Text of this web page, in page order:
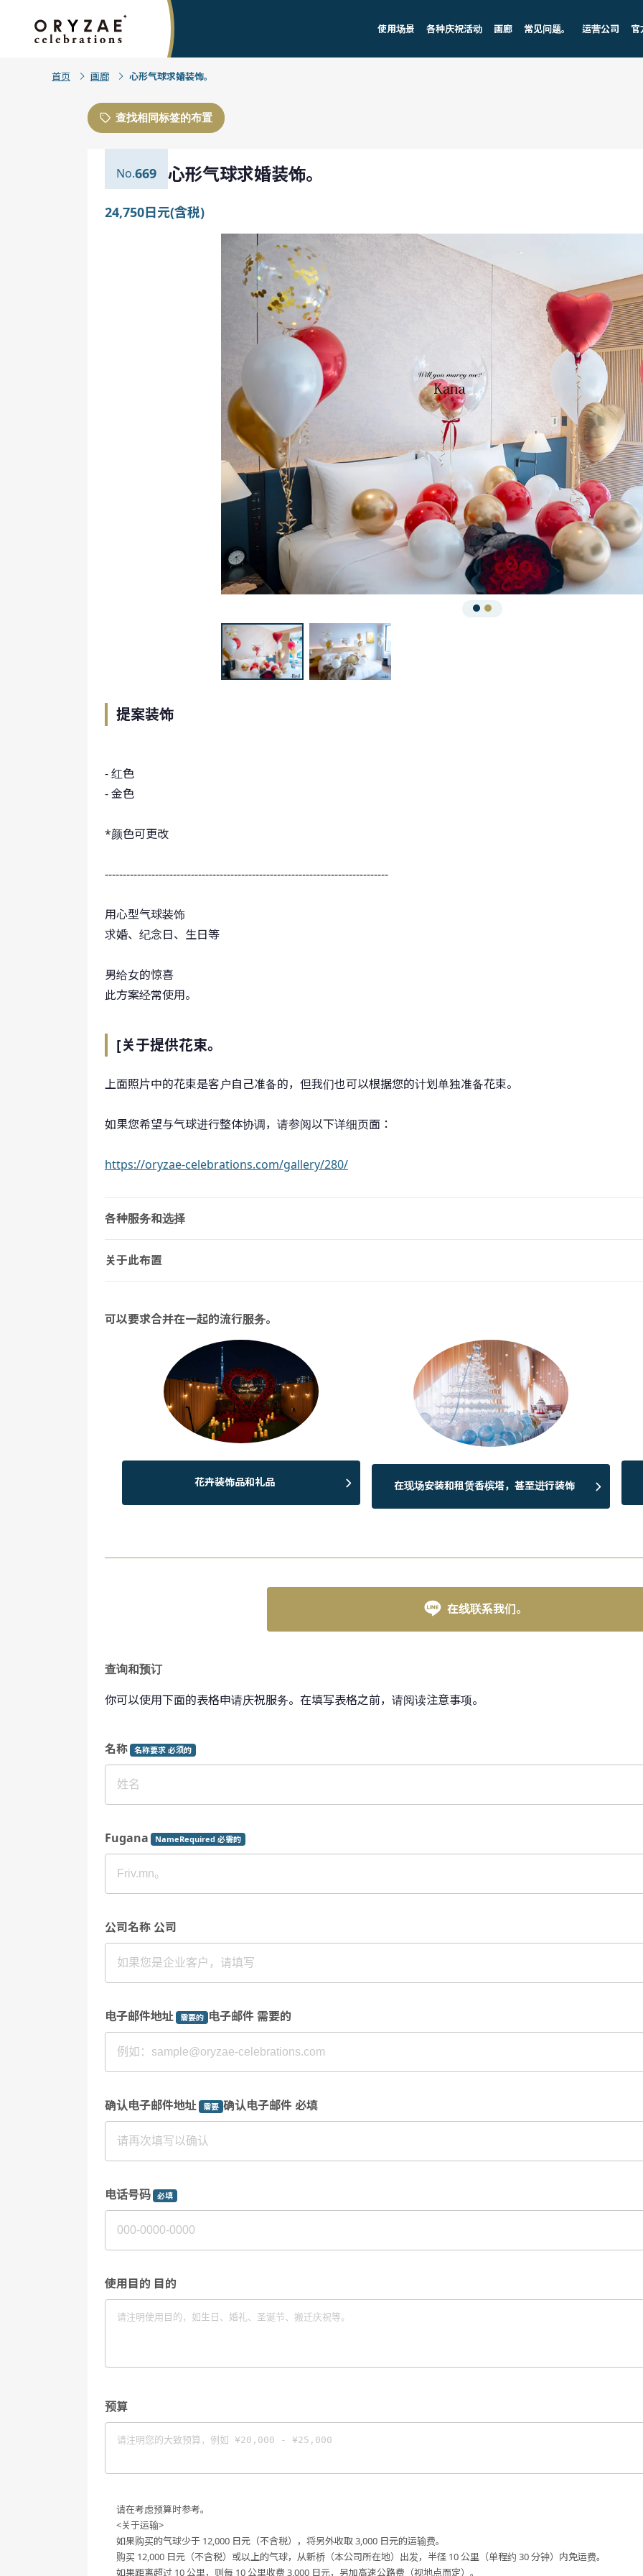
使用场景 各种庆祝活动 画廊 常见问题。 运营公司
首页 画廊 心形气球求婚装饰。
查找相同标签的布置
669 心形气球求婚装饰。
24,750日元(含税)
提案装饰
- 红色
- 金色
*颜色可更改
-------------------------------------------------------------------------------
用心型气球装饰
求婚、纪念日、生日等
男给女的惊喜
此方案经常使用。
[关于提供花束。
上面照片中的花束是客户自己准备的，但我们也可以根据您的计划单独准备花束。
如果您希望与气球进行整体协调，请参阅以下详细页面：
https://oryzae-celebrations.com/gallery/280/
各种服务和选择
关于此布置
可以要求合并在一起的流行服务。
花卉装饰品和礼品 在现场安装和租赁香槟塔，甚至进行装饰
在线联系我们。
查询和预订
你可以使用下面的表格申请庆祝服务。在填写表格之前，请阅读注意事项。
名称 名称要求 必须的
Fugana NameRequired 必需的
公司名称 公司
电子邮件地址 需要的 电子邮件 需要的
确认电子邮件地址 需要 确认电子邮件 必填
电话号码 必填
使用目的 目的
预算
请在考虑预算时参考。
<关于运输>
如果购买的气球少于 12,000 日元（不含税），将另外收取 3,000 日元的运输费。
购买 12,000 日元（不含税）或以上的气球，从新桥（本公司所在地）出发，半径 10 公里（单程约 30 分钟）内免运费。
如果距离超过 10 公里，则每 10 公里收费 3,000 日元，另加高速公路费（视地点而定）。